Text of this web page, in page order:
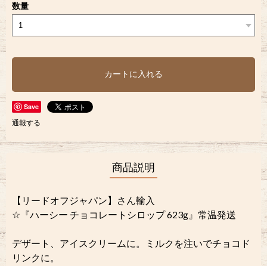
数量
カートに入れる
Save
通報する
商品説明
【リードオフジャパン】さん輸入
☆『ハーシー チョコレートシロップ 623g』常温発送
デザート、アイスクリームに。ミルクを注いでチョコド
リンクに。